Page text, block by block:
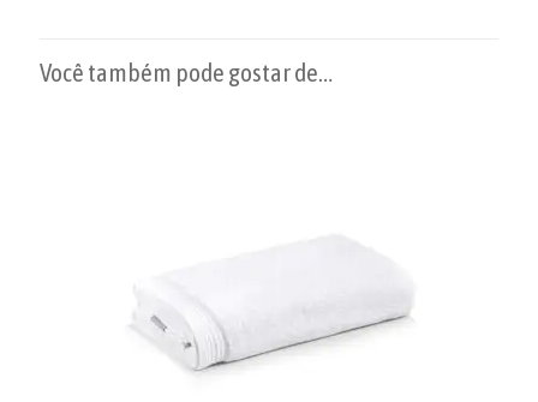
Você também pode gostar de…